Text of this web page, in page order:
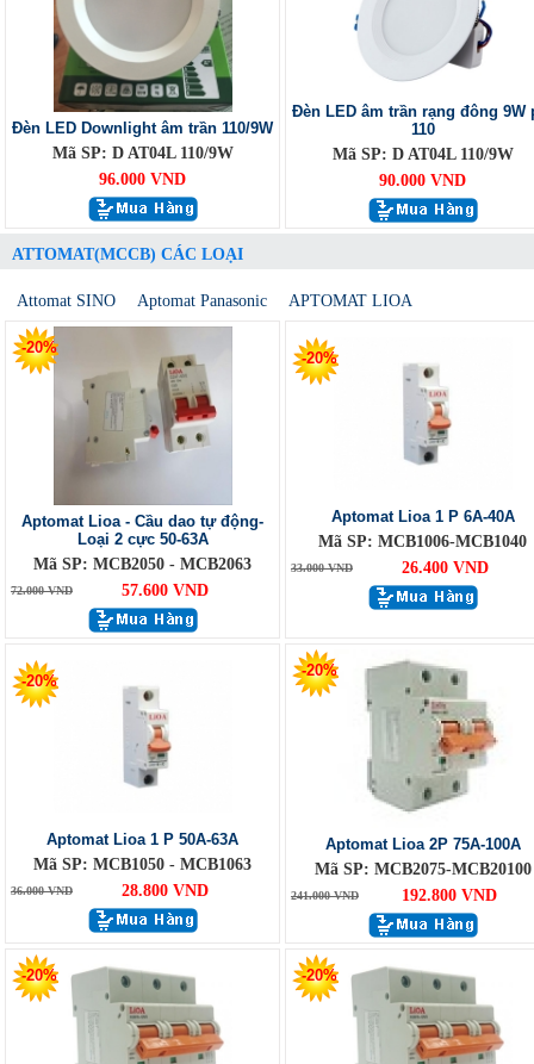
Đèn LED Downlight âm trần 110/9W
Mã SP: D AT04L 110/9W
96.000 VND
Đèn LED âm trần rạng đông 9W
110
Mã SP: D AT04L 110/9W
90.000 VND
ATTOMAT(MCCB) CÁC LOẠI
Attomat SINO Aptomat Panasonic APTOMAT LIOA
-20%
Aptomat Lioa - Cầu dao tự động-
Loại 2 cực 50-63A
Mã SP: MCB2050 - MCB2063
72.000 VND 57.600 VND
-20%
Aptomat Lioa 1 P 6A-40A
Mã SP: MCB1006-MCB1040
33.000 VND 26.400 VND
-20%
Aptomat Lioa 1 P 50A-63A
Mã SP: MCB1050 - MCB1063
36.000 VND 28.800 VND
-20%
Aptomat Lioa 2P 75A-100A
Mã SP: MCB2075-MCB20100
241.000 VND 192.800 VND
-20% -20%